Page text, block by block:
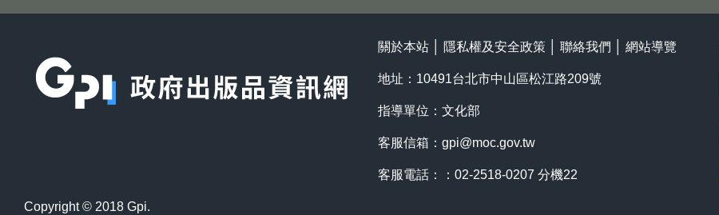
關於本站 隱私權及安全政策 聯絡我們 網站導覽
地址：10491台北市中山區松江路209號
指導單位：文化部
客服信箱： gpi@moc.gov.tw
客服電話：：02-2518-0207 分機22
Copyright © 2018 Gpi.